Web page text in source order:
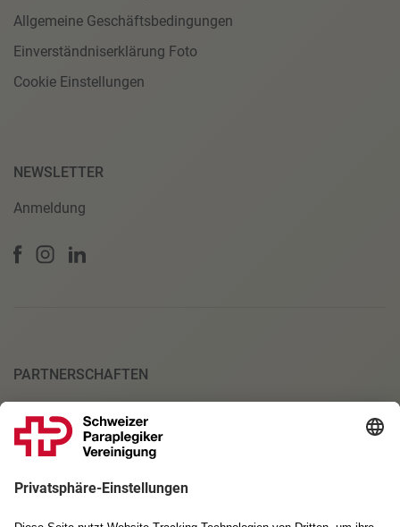
Allgemeine Geschäftsbedingungen
Einverständniserklärung Foto
Cookie Einstellungen
NEWSLETTER
Anmeldung
PARTNERSCHAFTEN